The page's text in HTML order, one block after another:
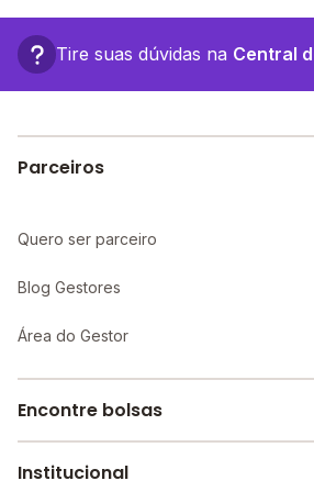
Carvalho, 235 - Rio Verde - GO.
Tire suas dúvidas na Central
Parceiros
Quero ser parceiro
Blog Gestores
Área do Gestor
Encontre bolsas
Melhores escolas de São Paulo
Institucional